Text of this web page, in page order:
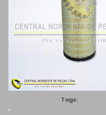
Tags: